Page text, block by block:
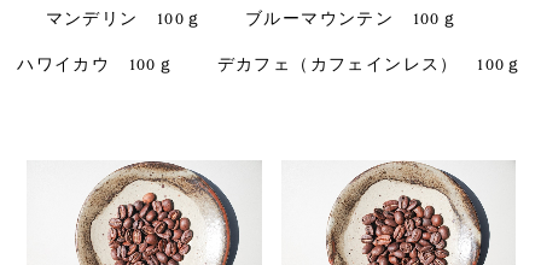
マンデリン 100ｇ ブルーマウンテン 100ｇ
ハワイカウ 100ｇ デカフェ（カフェインレス） 100ｇ